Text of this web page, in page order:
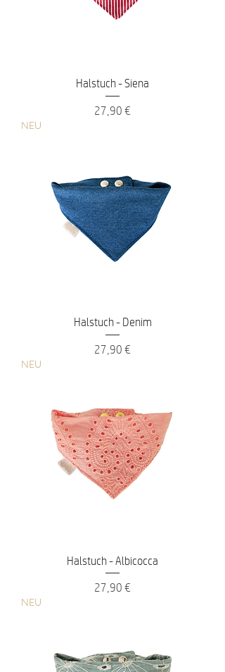
Halstuch - Siena
Preis
27,90 €
NEU
Halstuch - Denim
Preis
27,90 €
NEU
Halstuch - Albicocca
Preis
27,90 €
NEU